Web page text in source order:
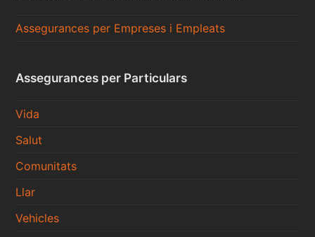
Assegurances per Empreses i Empleats
Assegurances per Particulars
Vida
Salut
Comunitats
Llar
Vehicles